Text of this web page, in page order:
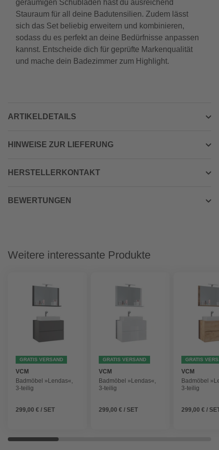
geräumigen Schubladen hast du ausreichend
Stauraum für all deine Badutensilien. Zudem lässt
sich das Set beliebig erweitern und kombinieren,
sodass du es perfekt an deine Bedürfnisse anpassen
kannst. Entscheide dich für geprüfte Markenqualität
und mache dein Badezimmer zum Highlight.
ARTIKELDETAILS
HINWEISE ZUR LIEFERUNG
HERSTELLERKONTAKT
BEWERTUNGEN
Weitere interessante Produkte
GRATIS VERSAND
VCM
Badmöbel »Lendas«,
3-teilig
299,00 € / SET
GRATIS VERSAND
VCM
Badmöbel »Lendas«,
3-teilig
299,00 € / SET
GRATIS
VCM
Badmöbel
3-teilig
299,00 € /